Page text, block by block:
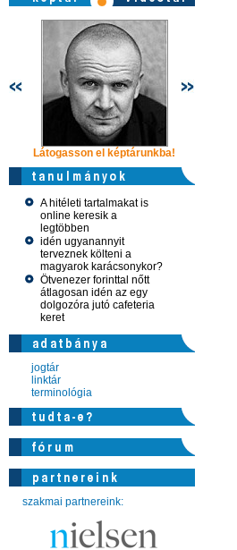
Látogasson el képtárunkba!
A hitéleti tartalmakat is
online keresik a
legtöbben
idén ugyanannyit
terveznek költeni a
magyarok karácsonykor?
Ötvenezer forinttal nőtt
átlagosan idén az egy
dolgozóra jutó cafeteria
keret
jogtár
linktár
terminológia
szakmai partnereink: